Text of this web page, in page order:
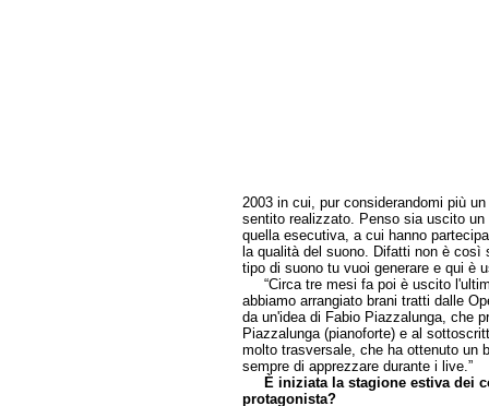
2003 in cui, pur considerandomi più
sentito realizzato. Penso sia uscito
quella esecutiva, a cui hanno
la qualità del suono. Difatti non è
tipo di suono tu vuoi generare e qui è
“Circa tre mesi fa poi è uscito
abbiamo arrangiato brani tratti dalle
da un'idea di Fabio Piazzalunga, che
Piazzalunga (pianoforte) e al
molto trasversale, che ha ottenuto un
sempre di apprezzare durante i live.”
È iniziata la stagione estiva dei
protagonista?